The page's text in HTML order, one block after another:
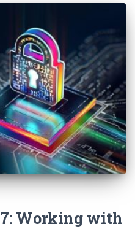
7: Working with